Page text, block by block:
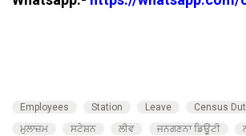
Employees Station Leave Census
ਮੁਲਾਜ਼ਮ
ਸਟੇਸ਼ਨ ਲੀਵ ਜਨਗਣਨਾ ਡਿਊਟੀ